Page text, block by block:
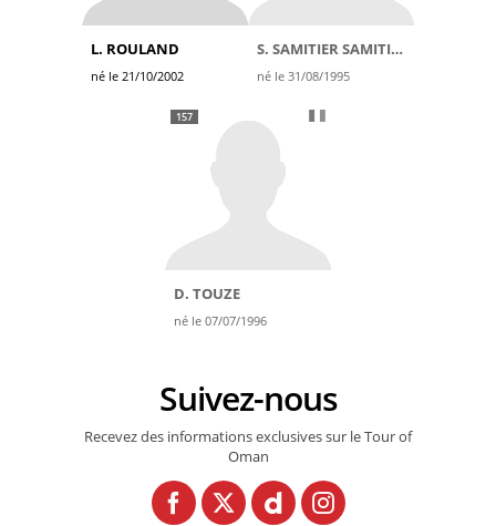
L. ROULAND
né le 21/10/2002
S. SAMITIER SAMITIER
né le 31/08/1995
157
D. TOUZE
né le 07/07/1996
Suivez-nous
Recevez des informations exclusives sur le Tour of
Oman